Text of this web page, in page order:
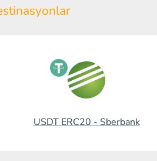
USDT ERC20 - Sberbank